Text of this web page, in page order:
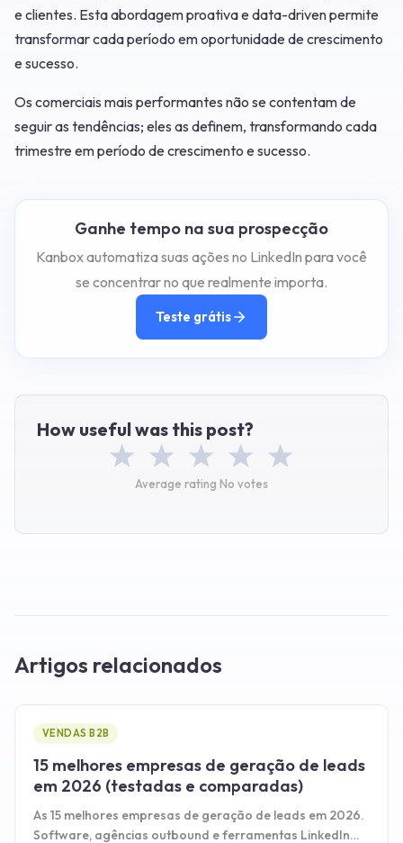
e clientes. Esta abordagem proativa e data-driven permite
transformar cada período em oportunidade de crescimento
e sucesso.
Os comerciais mais performantes não se contentam de
seguir as tendências; eles as definem, transformando cada
trimestre em período de crescimento e sucesso.
Ganhe tempo na sua prospecção
Kanbox automatiza suas ações no LinkedIn para você
se concentrar no que realmente importa.
Teste grátis
How useful was this post?
Average rating No votes
Artigos relacionados
VENDAS B2B
15 melhores empresas de geração de leads
em 2026 (testadas e comparadas)
As 15 melhores empresas de geração de leads em 2026.
Software, agências outbound e ferramentas LinkedIn